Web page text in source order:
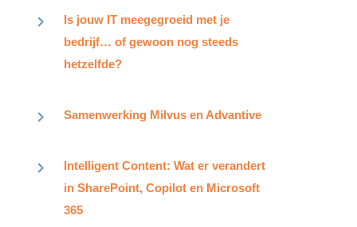
Is jouw IT meegegroeid met je
bedrijf… of gewoon nog steeds
hetzelfde?
Samenwerking Milvus en Advantive​
Intelligent Content: Wat er verandert
in SharePoint, Copilot en Microsoft
365